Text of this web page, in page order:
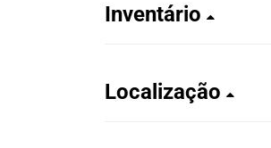
Inventário
Localização